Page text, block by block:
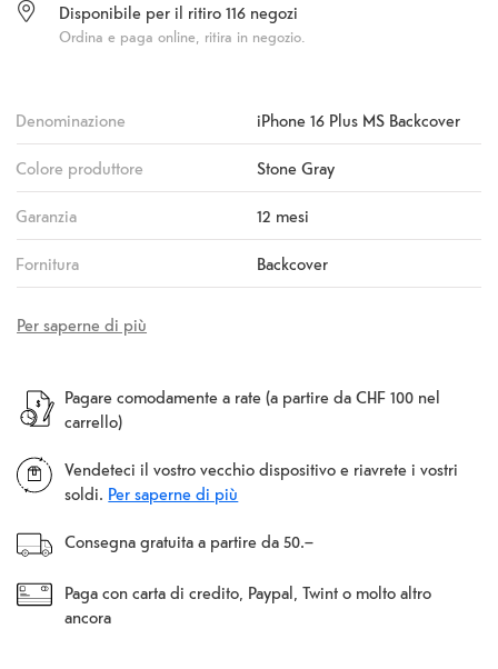
Disponibile per il ritiro 116 negozi
Ordina e paga online, ritira in negozio.
Denominazione iPhone 16 Plus MS Backcover
Colore produttore Stone Gray
Garanzia 12 mesi
Fornitura Backcover
Per saperne di più
Pagare comodamente a rate (a partire da CHF 100 nel
carrello)
Vendeteci il vostro vecchio dispositivo e riavrete i vostri
soldi. Per saperne di più
Consegna gratuita a partire da 50.–
Paga con carta di credito, Paypal, Twint o molto altro
ancora